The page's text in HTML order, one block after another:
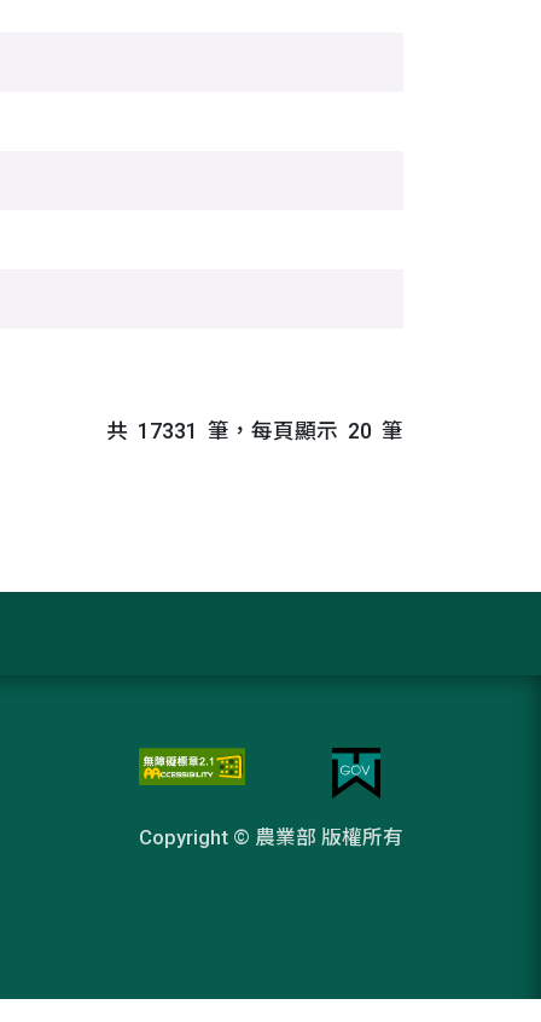
共 17331 筆，每頁顯示 20 筆
Copyright © 農業部 版權所有